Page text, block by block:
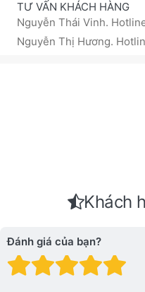
TƯ VẤN KHÁCH HÀNG
Nguyễn Thái Vinh.
Nguyễn Thị Hương.
Khách
Đánh giá của bạn?
Đánh
Đánh
Đánh giá: 1